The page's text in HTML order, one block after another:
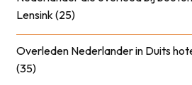
Lensink (25)
Overleden Nederlander in Duits
(35)